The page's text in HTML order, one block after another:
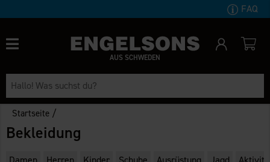
FAQ
AUS SCHWEDEN
Startseite /
Bekleidung